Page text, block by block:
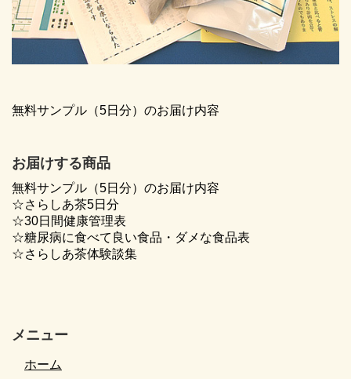
無料サンプル（5日分）のお届け内容
お届けする商品
無料サンプル（5日分）のお届け内容
☆さらしあ茶5日分
☆30日間健康管理表
☆糖尿病に食べて良い食品・ダメな食品表
☆さらしあ茶体験談集
メニュー
ホーム